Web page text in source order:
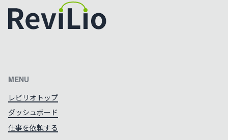
MENU
レビリオトップ
ダッシュボード
仕事を依頼する